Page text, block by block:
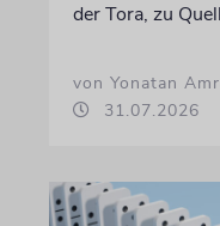
der Tora, zu
von Yonatan
31.07.2026